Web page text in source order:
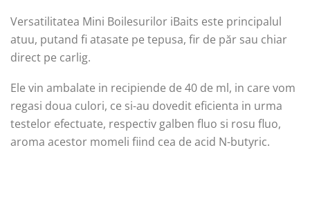
Versatilitatea Mini Boilesurilor iBaits este principalul
atuu, putand fi atasate pe tepusa, fir de păr sau chiar
direct pe carlig.
Ele vin ambalate in recipiende de 40 de ml, in care vom
regasi doua culori, ce si-au dovedit eficienta in urma
testelor efectuate, respectiv galben fluo si rosu fluo,
aroma acestor momeli fiind cea de acid N-butyric.